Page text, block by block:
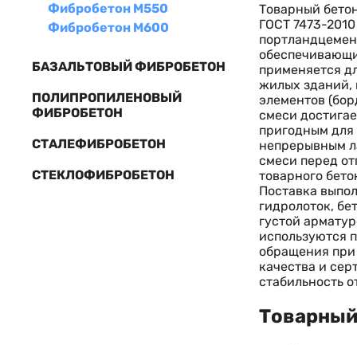
Фибробетон М550
Фибробетон М600
БАЗАЛЬТОВЫЙ ФИБРОБЕТОН
ПОЛИПРОПИЛЕНОВЫЙ
ФИБРОБЕТОН
СТАЛЕФИБРОБЕТОН
СТЕКЛОФИБРОБЕТОН
Товарный
ГОСТ 7473-
применяется
жилых зданий,
элементов
смеси
пригодным для
непрерывным
смеси перед
товарного
Поставка
гидролоток,
густой
используются
обращения при
качества и
стабильность